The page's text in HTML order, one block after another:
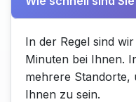
In der Regel sind
Minuten bei Ihnen.
mehrere Standorte,
Ihnen zu sein.